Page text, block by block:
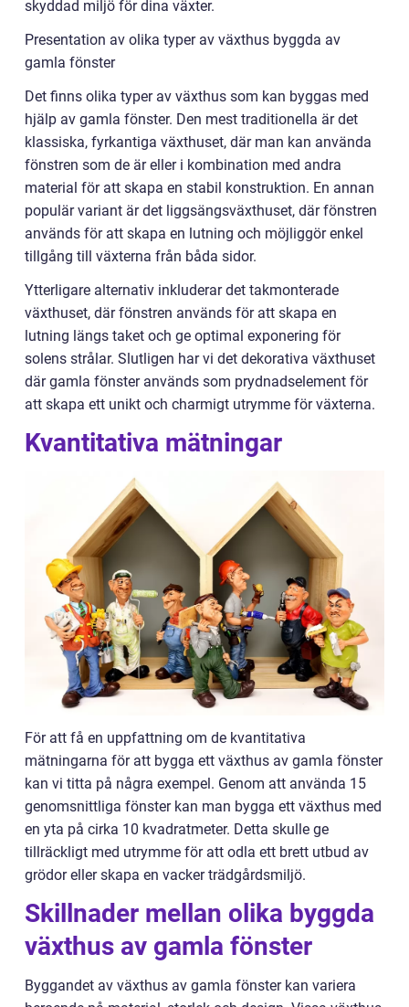
skyddad miljö för dina växter.
Presentation av olika typer av växthus byggda av
gamla fönster
Det finns olika typer av växthus som kan byggas med
hjälp av gamla fönster. Den mest traditionella är det
klassiska, fyrkantiga växthuset, där man kan använda
fönstren som de är eller i kombination med andra
material för att skapa en stabil konstruktion. En annan
populär variant är det liggsängsväxthuset, där fönstren
används för att skapa en lutning och möjliggör enkel
tillgång till växterna från båda sidor.
Ytterligare alternativ inkluderar det takmonterade
växthuset, där fönstren används för att skapa en
lutning längs taket och ge optimal exponering för
solens strålar. Slutligen har vi det dekorativa växthuset
där gamla fönster används som prydnadselement för
att skapa ett unikt och charmigt utrymme för växterna.
Kvantitativa mätningar
För att få en uppfattning om de kvantitativa
mätningarna för att bygga ett växthus av gamla fönster
kan vi titta på några exempel. Genom att använda 15
genomsnittliga fönster kan man bygga ett växthus med
en yta på cirka 10 kvadratmeter. Detta skulle ge
tillräckligt med utrymme för att odla ett brett utbud av
grödor eller skapa en vacker trädgårdsmiljö.
Skillnader mellan olika byggda
växthus av gamla fönster
Byggandet av växthus av gamla fönster kan variera